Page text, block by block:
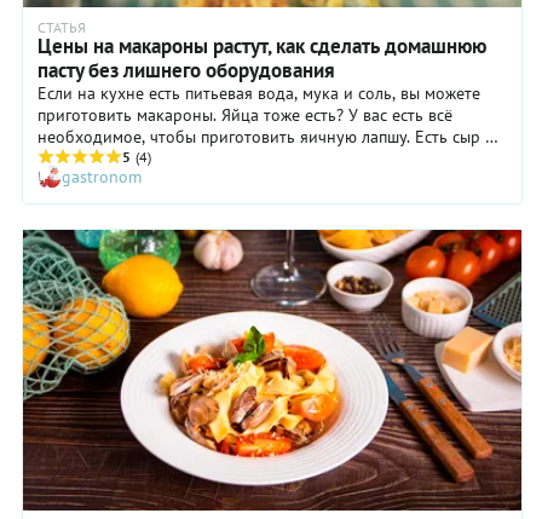
СТАТЬЯ
Цены на макароны растут, как сделать домашнюю
пасту без лишнего оборудования
Если на кухне есть питьевая вода, мука и соль, вы можете
приготовить макароны. Яйца тоже есть? У вас есть всё
необходимое, чтобы приготовить яичную лапшу. Есть сыр и/
или овощи? Это ингредиенты для равиоли. Мы поговорили с
синьором Марчелло Стоцци, потомственным поваром из
Рима о домашней пасте, и узнали семейные секреты её
приготовления. А ещё собрали отменную коллекцию из 17
рецептов домашней лапши и пасты из разных стран.
5 (4)
gastronom